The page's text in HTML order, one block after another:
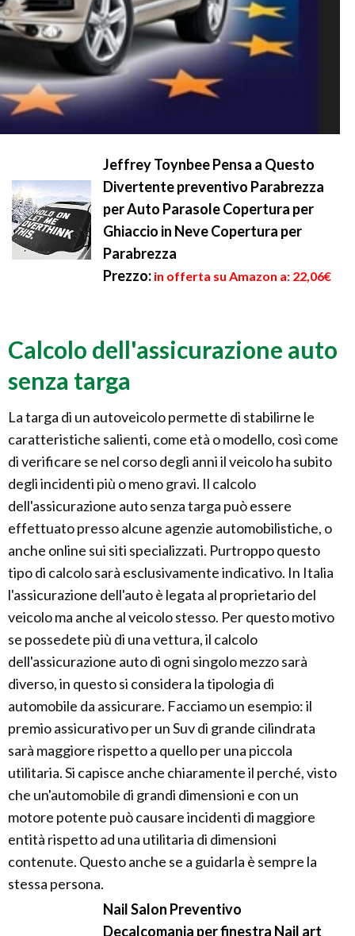
Jeffrey Toynbee Pensa a Questo
Divertente preventivo Parabrezza
per Auto Parasole Copertura per
Ghiaccio in Neve Copertura per
Parabrezza
Prezzo: in offerta su Amazon a: 22,06€
Calcolo dell'assicurazione auto
senza targa
La targa di un autoveicolo permette di stabilirne le
caratteristiche salienti, come età o modello, così come
di verificare se nel corso degli anni il veicolo ha subito
degli incidenti più o meno gravi. Il calcolo
dell'assicurazione auto senza targa può essere
effettuato presso alcune agenzie automobilistiche, o
anche online sui siti specializzati. Purtroppo questo
tipo di calcolo sarà esclusivamente indicativo. In Italia
l'assicurazione dell'auto è legata al proprietario del
veicolo ma anche al veicolo stesso. Per questo motivo
se possedete più di una vettura, il calcolo
dell'assicurazione auto di ogni singolo mezzo sarà
diverso, in questo si considera la tipologia di
automobile da assicurare. Facciamo un esempio: il
premio assicurativo per un Suv di grande cilindrata
sarà maggiore rispetto a quello per una piccola
utilitaria. Si capisce anche chiaramente il perché, visto
che un'automobile di grandi dimensioni e con un
motore potente può causare incidenti di maggiore
entità rispetto ad una utilitaria di dimensioni
contenute. Questo anche se a guidarla è sempre la
stessa persona.
Nail Salon Preventivo
Decalcomania per finestra Nail art